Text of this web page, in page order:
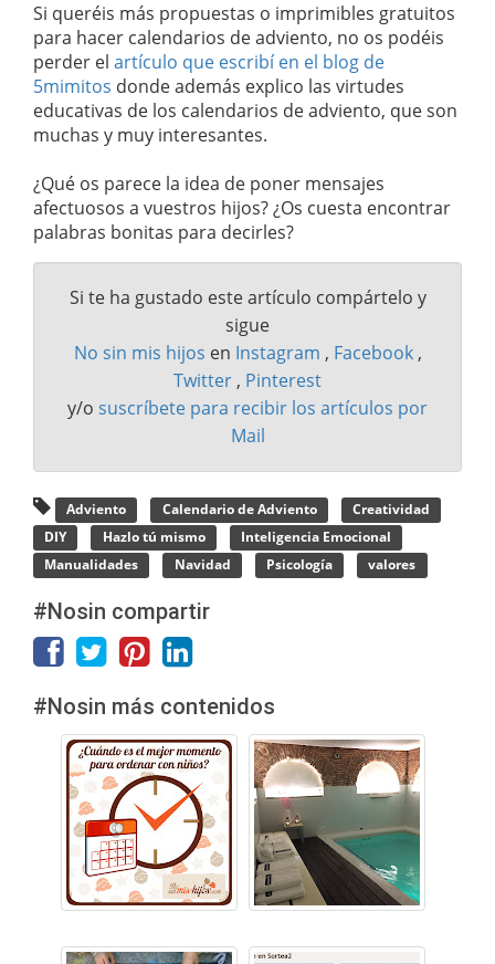
Si queréis más propuestas o imprimibles gratuitos
para hacer calendarios de adviento, no os podéis
perder el artículo que escribí en el blog de
5mimitos donde además explico las virtudes
educativas de los calendarios de adviento, que son
muchas y muy interesantes.
¿Qué os parece la idea de poner mensajes
afectuosos a vuestros hijos? ¿Os cuesta encontrar
palabras bonitas para decirles?
Si te ha gustado este artículo compártelo y
sigue
No sin mis hijos en Instagram , Facebook ,
Twitter , Pinterest
y/o suscríbete para recibir los artículos por
Mail
Adviento Calendario de Adviento
Creatividad
DIY
Hazlo tú mismo
Inteligencia Emocional
Manualidades
Navidad Psicología valores
#Nosin compartir
#Nosin más contenidos